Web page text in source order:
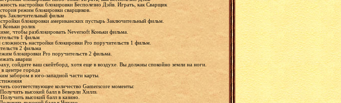
настройки блокировки Бесполезно Дэйв. Играть, как Сварщик
режим блокировки сварщиков.
Заключительный фильм
блокировки американских пустырь Заключительный фильм.
Коньки ролик
чтобы разблокировать Neversoft Коньки фильма.
1 фильм
настройки блокировки Pro поручительств 1 фильм.
2 фильма
блокировки Pro поручительств 2 фильма.
аварии
сойдите ваш скейтборд, хотя еще в воздухе. Вы должны спокойно земли на ноги.
центре города
забором в юго-западной части карты.
соответствующее количество Gamerscore моменты:
высокий балл в Беверли Хиллз.
высокий балл в казино.